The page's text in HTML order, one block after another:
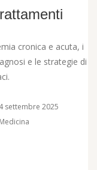
cronica e acuta, i
e le strategie di
settembre 2025
Medicina